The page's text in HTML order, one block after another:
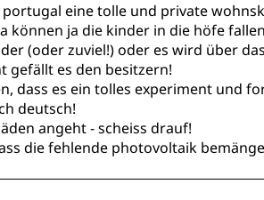
eine tolle und private
können ja die kinder in die höfe
(oder zuviel!) oder es wird über
gefällt es den besitzern!
dass es ein tolles experiment und
deutsch!
angeht - scheiss drauf!
die fehlende photovoltaik